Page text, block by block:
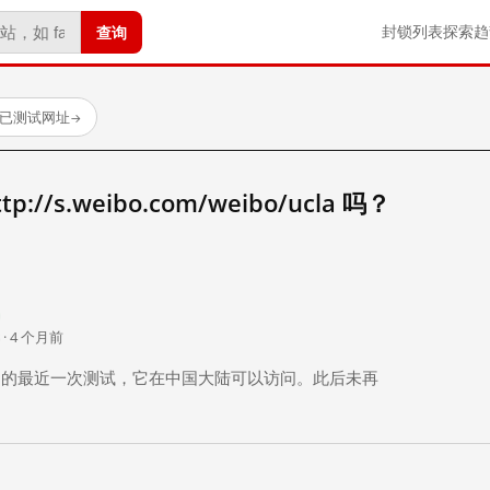
查询 封锁列表探索
测试网址→
s.weibo.com/weibo/ucla 吗？
4 个月前
最近一次测试，它在中国大陆可以访问。此后未再